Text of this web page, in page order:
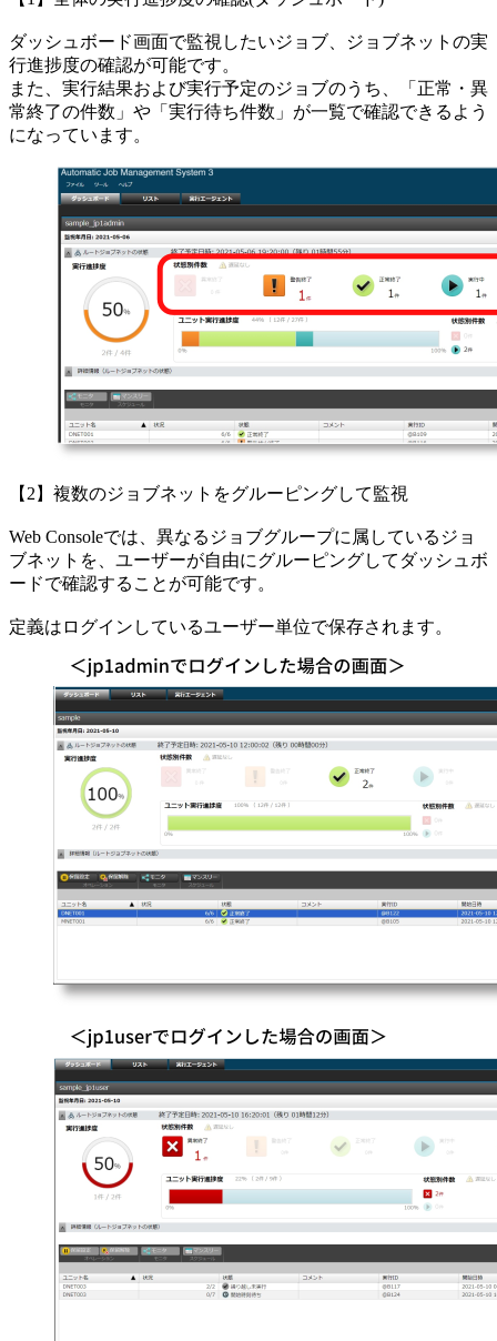
ダッシュボード画面で監視したいジョブ、ジョブネットの実
行進捗度の確認が可能です。
また、実行結果および実行予定のジョブのうち、「正常・異
常終了の件数」や「実行待ち件数」が一覧で確認できるよう
になっています。
【2】複数のジョブネットをグルーピングして監視
Web Consoleでは、異なるジョブグループに属しているジョ
ブネットを、ユーザーが自由にグルーピングしてダッシュボ
ードで確認することが可能です。
定義はログインしているユーザー単位で保存されます。